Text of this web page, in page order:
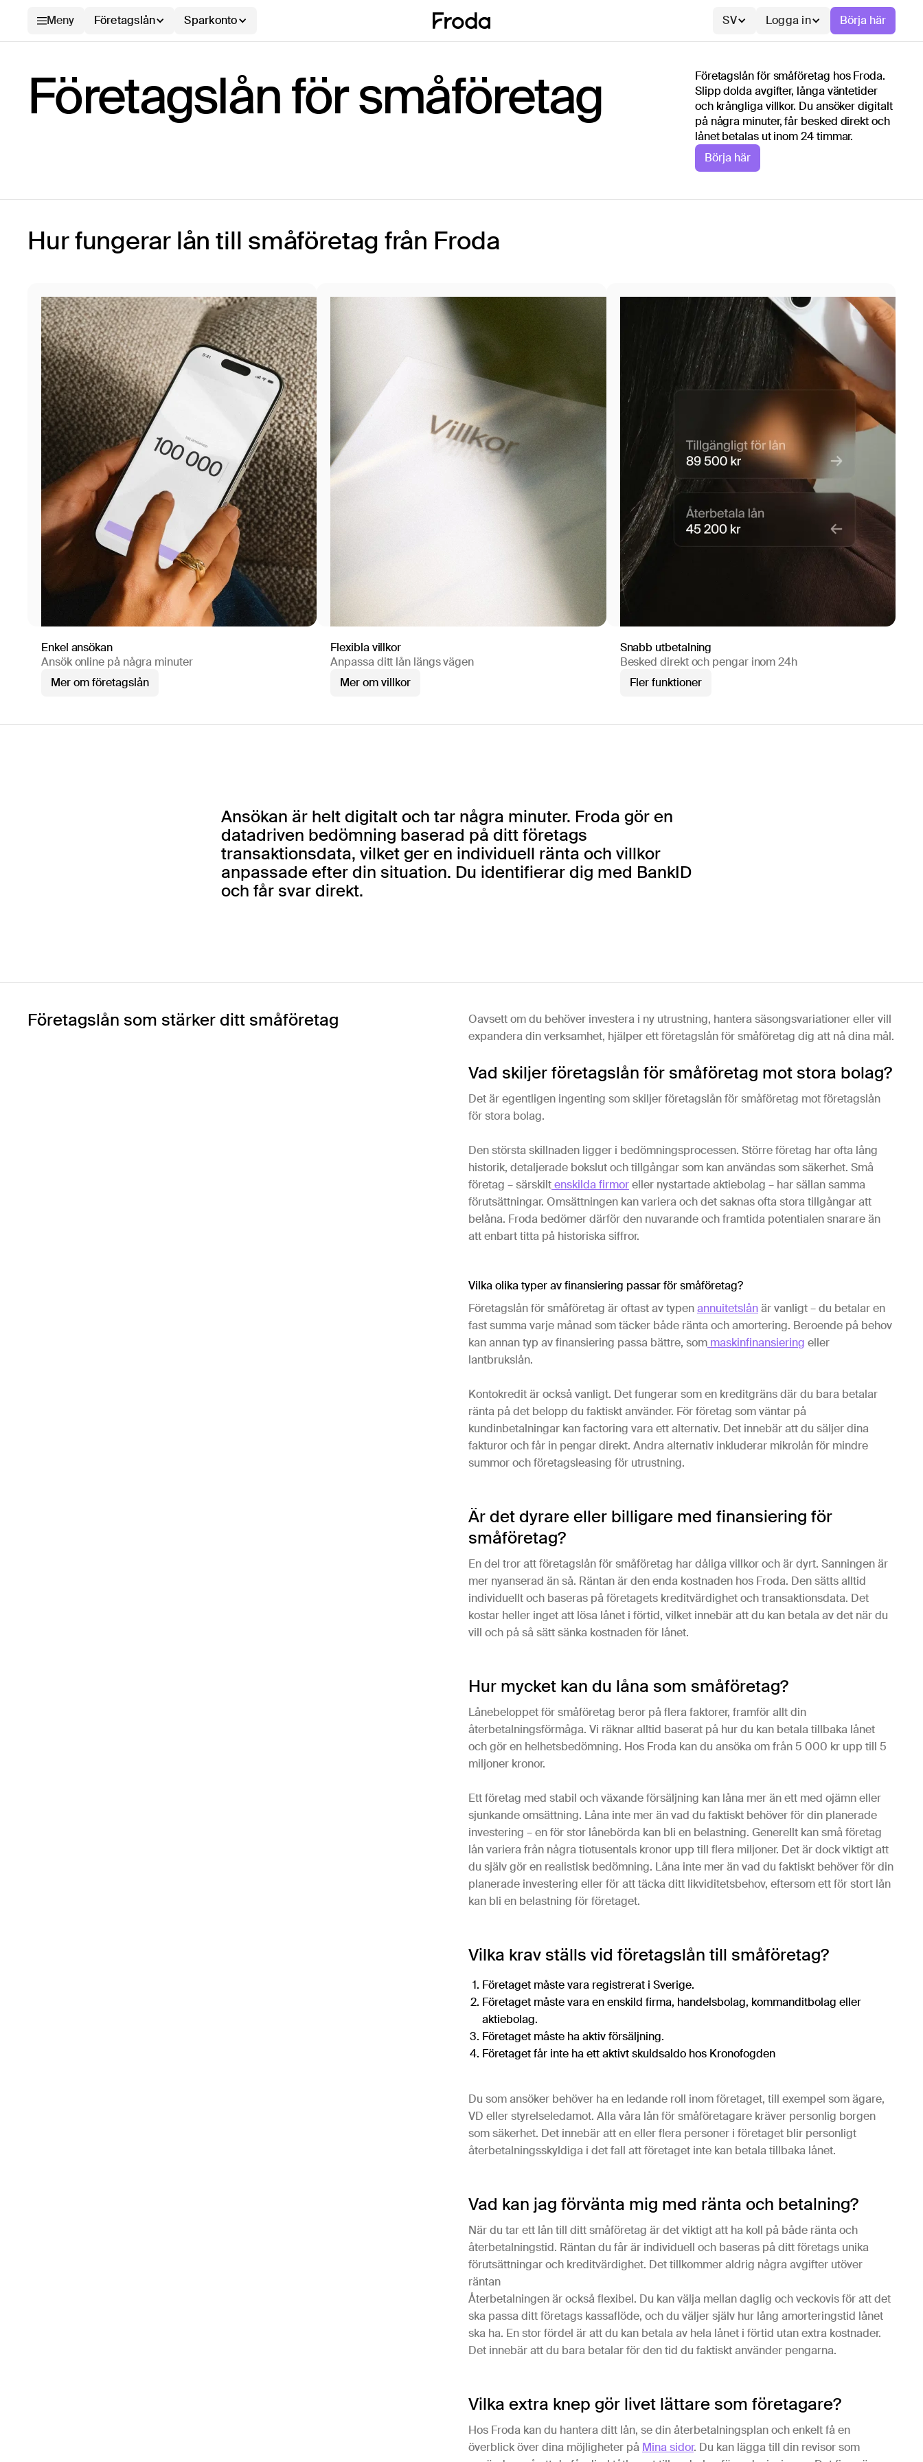
Meny Företagslån Sparkonto SV Logga in Börja här
Företagslån för småföretag
Företagslån för småföretag hos Froda.
Slipp dolda avgifter, långa väntetider
och krångliga villkor. Du ansöker digitalt
på några minuter, får besked direkt och
lånet betalas ut inom 24 timmar.
Börja här
Hur fungerar lån till småföretag från Froda
Enkel ansökan
Ansök online på några minuter
Mer om företagslån
Flexibla villkor
Anpassa ditt lån längs vägen
Mer om villkor
Snabb utbetalning
Besked direkt och pengar inom 24h
Fler funktioner
Ansökan är helt digitalt och tar några minuter. Froda gör en
datadriven bedömning baserad på ditt företags
transaktionsdata, vilket ger en individuell ränta och villkor
anpassade efter din situation. Du identifierar dig med BankID
och får svar direkt.
Företagslån som stärker ditt småföretag
Oavsett om du behöver investera i ny utrustning, hantera säsongsvariationer eller vill
expandera din verksamhet, hjälper ett företagslån för småföretag dig att nå dina mål.
Vad skiljer företagslån för småföretag mot stora bolag?
Det är egentligen ingenting som skiljer företagslån för småföretag mot företagslån
för stora bolag.
Den största skillnaden ligger i bedömningsprocessen. Större företag har ofta lång
historik, detaljerade bokslut och tillgångar som kan användas som säkerhet. Små
företag – särskiltenskilda firmoreller nystartade aktiebolag – har sällan samma
förutsättningar. Omsättningen kan variera och det saknas ofta stora tillgångar att
belåna. Froda bedömer därför den nuvarande och framtida potentialen snarare än
att enbart titta på historiska siffror.
Vilka olika typer av finansiering passar för småföretag?
Företagslån för småföretag är oftast av typenannuitetslånär vanligt – du betalar en
fast summa varje månad som täcker både ränta och amortering. Beroende på behov
kan annan typ av finansiering passa bättre, som maskinfinansiering eller
lantbrukslån.
Kontokredit är också vanligt. Det fungerar som en kreditgräns där du bara betalar
ränta på det belopp du faktiskt använder. För företag som väntar på
kundinbetalningar kan factoring vara ett alternativ. Det innebär att du säljer dina
fakturor och får in pengar direkt. Andra alternativ inkluderar mikrolån för mindre
summor och företagsleasing för utrustning.
Är det dyrare eller billigare med finansiering för
småföretag?
En del tror att företagslån för småföretag har dåliga villkor och är dyrt. Sanningen är
mer nyanserad än så. Räntan är den enda kostnaden hos Froda. Den sätts alltid
individuellt och baseras på företagets kreditvärdighet och transaktionsdata. Det
kostar heller inget att lösa lånet i förtid, vilket innebär att du kan betala av det när du
vill och på så sätt sänka kostnaden för lånet.
Hur mycket kan du låna som småföretag?
Lånebeloppet för småföretag beror på flera faktorer, framför allt din
återbetalningsförmåga. Vi räknar alltid baserat på hur du kan betala tillbaka lånet
och gör en helhetsbedömning. Hos Froda kan du ansöka om från 5 000 kr upp till 5
miljoner kronor.
Ett företag med stabil och växande försäljning kan låna mer än ett med ojämn eller
sjunkande omsättning. Låna inte mer än vad du faktiskt behöver för din planerade
investering – en för stor lånebörda kan bli en belastning. Generellt kan små företag
lån variera från några tiotusentals kronor upp till flera miljoner. Det är dock viktigt att
du själv gör en realistisk bedömning. Låna inte mer än vad du faktiskt behöver för din
planerade investering eller för att täcka ditt likviditetsbehov, eftersom ett för stort lån
kan bli en belastning för företaget.
Vilka krav ställs vid företagslån till småföretag?
Företaget måste vara registrerat i Sverige.
Företaget måste vara en enskild firma, handelsbolag, kommanditbolag eller
aktiebolag.
Företaget måste ha aktiv försäljning.
Företaget får inte ha ett aktivt skuldsaldo hos Kronofogden
Du som ansöker behöver ha en ledande roll inom företaget, till exempel som ägare,
VD eller styrelseledamot. Alla våra lån för småföretagare kräver personlig borgen
som säkerhet. Det innebär att en eller flera personer i företaget blir personligt
återbetalningsskyldiga i det fall att företaget inte kan betala tillbaka lånet.
Vad kan jag förvänta mig med ränta och betalning?
När du tar ett lån till ditt småföretag är det viktigt att ha koll på både ränta och
återbetalningstid. Räntan du får är individuell och baseras på ditt företags unika
förutsättningar och kreditvärdighet. Det tillkommer aldrig några avgifter utöver
räntan
Återbetalningen är också flexibel. Du kan välja mellan daglig och veckovis för att det
ska passa ditt företags kassaflöde, och du väljer själv hur lång amorteringstid lånet
ska ha. En stor fördel är att du kan betala av hela lånet i förtid utan extra kostnader.
Det innebär att du bara betalar för den tid du faktiskt använder pengarna.
Vilka extra knep gör livet lättare som företagare?
Hos Froda kan du hantera ditt lån, se din återbetalningsplan och enkelt få en
överblick över dina möjligheter på Mina sidor. Du kan lägga till din revisor som